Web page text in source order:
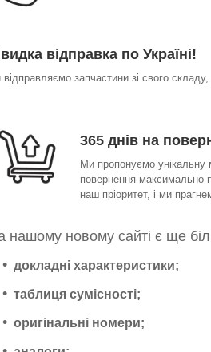
відправка по Україні!
запчастини зі свого
365 днів на
Ми пропонуємо унікальну
повернення максимально
наш пріоритет, і ми
нашому новому сайті є ще
докладні характеристики;
таблиця сумісності;
оригінальні номери;